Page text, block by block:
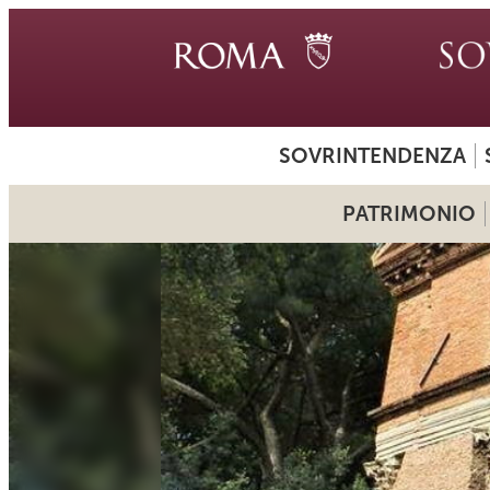
SOVRINTENDENZA
PATRIMONIO